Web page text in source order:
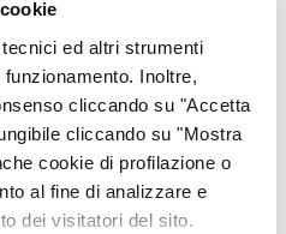
ed altri strumenti
Inoltre,
cliccando su "Accetta
cliccando su "Mostra
cookie di profilazione o
al fine di analizzare e
dei visitatori del sito.